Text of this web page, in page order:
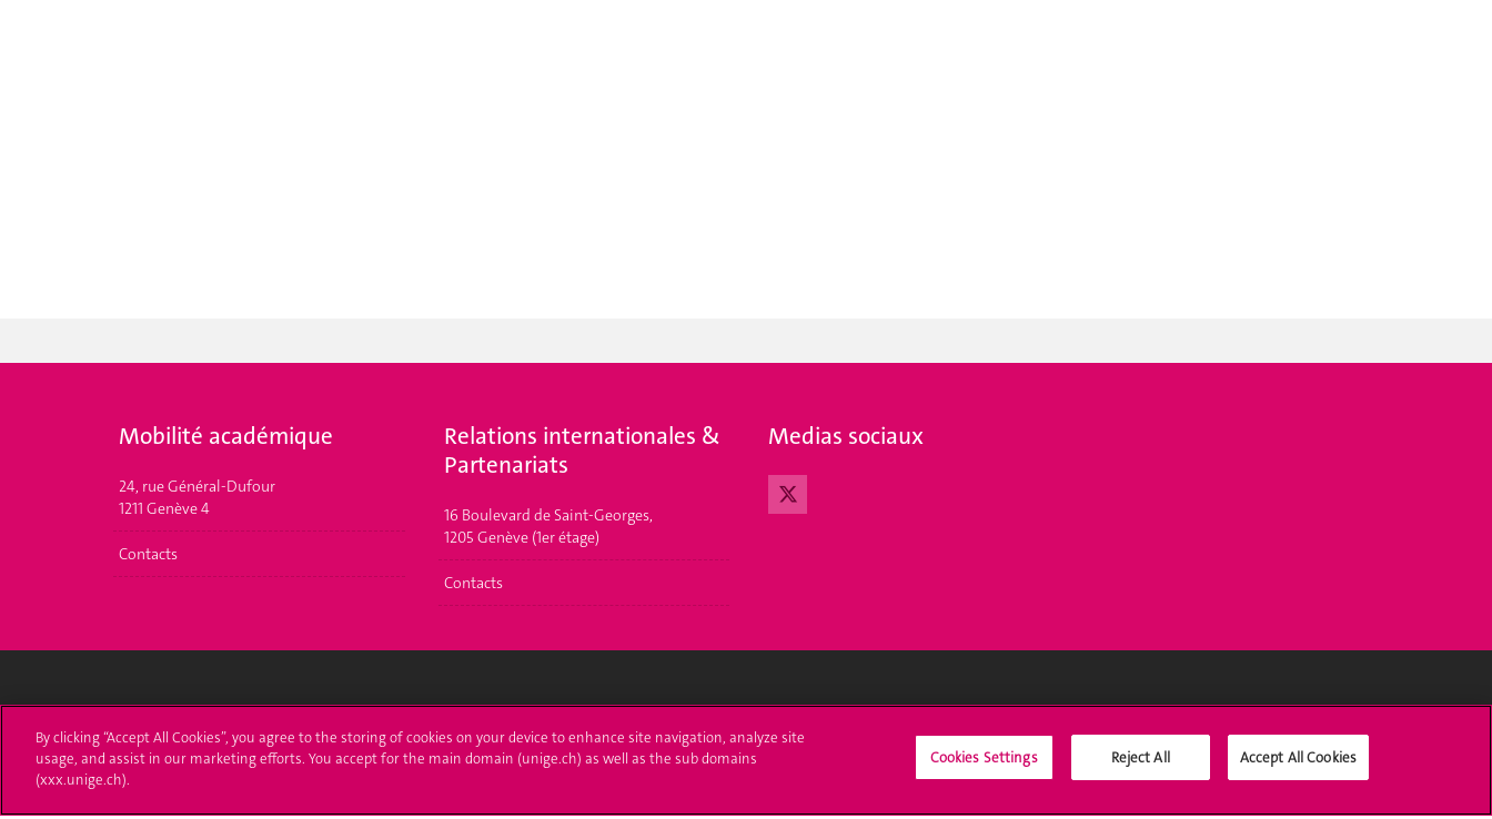
Mobilité académique
24, rue Général-Dufour
1211 Genève 4
Contacts
Relations internationales &
Partenariats
16 Boulevard de Saint-Georges,
1205 Genève (1er étage)
Contacts
Medias sociaux
24 rue du Général-Dufour
Immatriculations
By clicking “Accept All Cookies”, you agree to the storing of cookies on your device to enhance site navigation, analyze site
usage, and assist in our marketing efforts. You accept for the main domain (unige.ch) as well as the sub domains
(xxx.unige.ch).
Cookies Settings Reject All Accept All Cookies